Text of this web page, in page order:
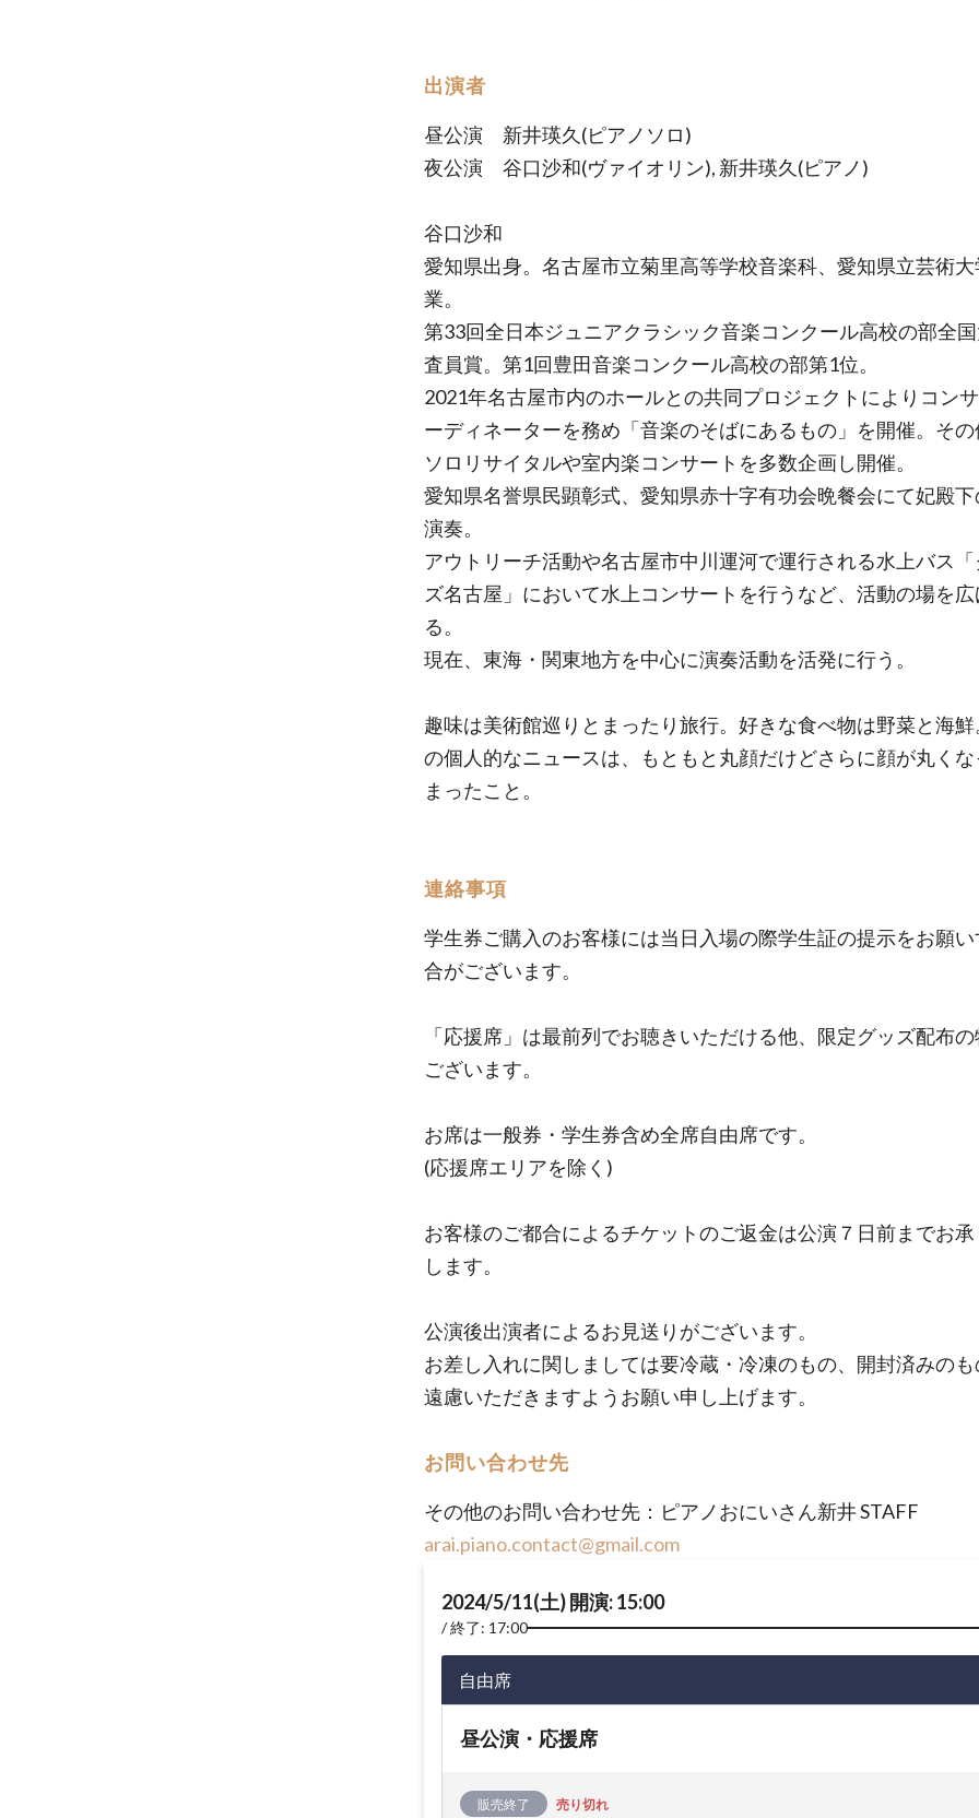
出演者
昼公演 新井瑛久(ピアノソロ)
夜公演 谷口沙和(ヴァイオリン), 新井瑛久(ピアノ)
谷口沙和
愛知県出身。名古屋市立菊里高等学校音楽科、愛知県立芸術
業。
第33回全日本ジュニアクラシック音楽コンクール高校の部全
査員賞。第1回豊田音楽コンクール高校の部第1位。
2021年名古屋市内のホールとの共同プロジェクトによりコン
ーディネーターを務め「音楽のそばにあるもの」を開催。そ
ソロリサイタルや室内楽コンサートを多数企画し開催。
愛知県名誉県民顕彰式、愛知県赤十字有功会晩餐会にて妃殿
演奏。
アウトリーチ活動や名古屋市中川運河で運行される水上バス
ズ名古屋」において水上コンサートを行うなど、活動の場を
る。
現在、東海・関東地方を中心に演奏活動を活発に行う。
趣味は美術館巡りとまったり旅行。好きな食べ物は野菜と海
の個人的なニュースは、もともと丸顔だけどさらに顔が丸く
まったこと。
連絡事項
学生券ご購入のお客様には当日入場の際学生証の提示をお願
合がございます。
「応援席」は最前列でお聴きいただける他、限定グッズ配布
ございます。
お席は一般券・学生券含め全席自由席です。
(応援席エリアを除く)
お客様のご都合によるチケットのご返金は公演７日前までお
します。
公演後出演者によるお見送りがございます。
お差し入れに関しましては要冷蔵・冷凍のもの、開封済みの
遠慮いただきますようお願い申し上げます。
お問い合わせ先
その他のお問い合わせ先：ピアノおにいさん新井 STAFF
arai.piano.contact@gmail.com
2024/5/11(土) 開演: 15:00
終了: 17:00
自由席
昼公演・応援席
販売終了 売り切れ